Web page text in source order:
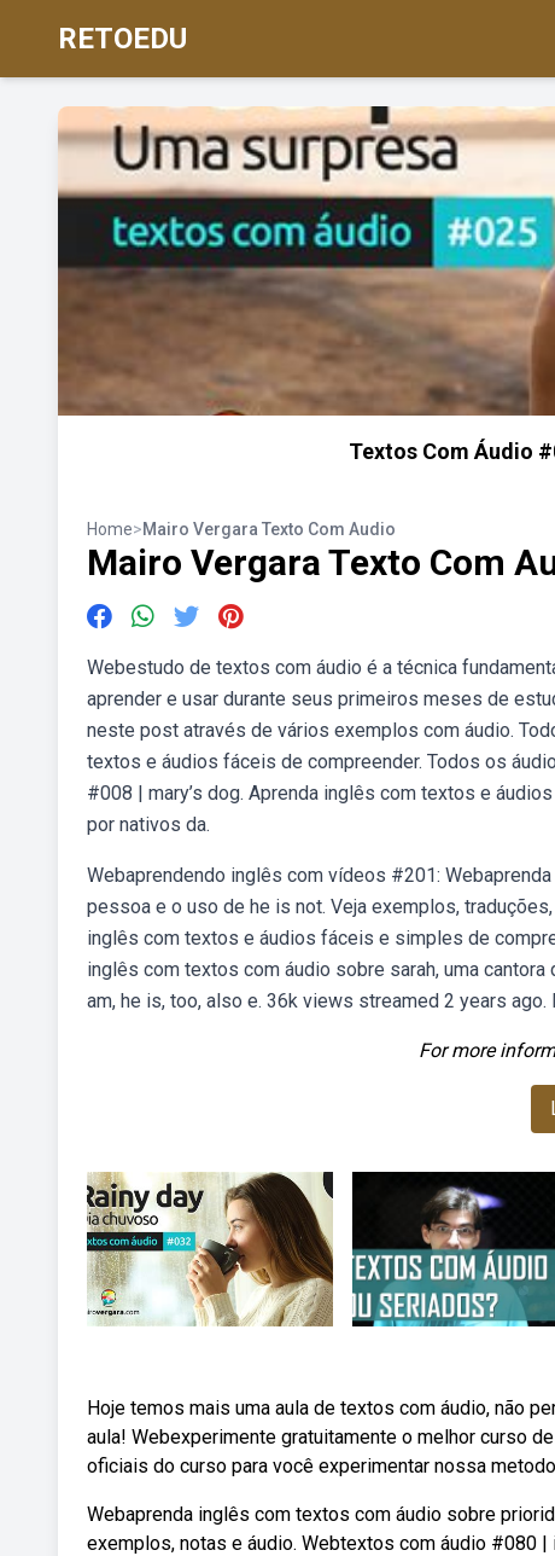
RETOEDU
Textos Com Áudio
Home>Mairo Vergara Texto Com Audio
Mairo Vergara Texto Com
Webestudo de textos com áudio é a técnica
aprender e usar durante seus primeiros meses de
neste post através de vários exemplos com áudio.
textos e áudios fáceis de compreender. Todos os
#008 | mary’s dog. Aprenda inglês com textos e
por nativos da.
Webaprendendo inglês com vídeos #201:
pessoa e o uso de he is not. Veja exemplos,
inglês com textos e áudios fáceis e simples de
inglês com textos com áudio sobre sarah, uma
am, he is, too, also e. 36k views streamed 2 years
For more
Hoje temos mais uma aula de textos com áudio, não
aula! Webexperimente gratuitamente o melhor curso
oficiais do curso para você experimentar nossa
Webaprenda inglês com textos com áudio sobre
exemplos, notas e áudio. Webtextos com áudio #080